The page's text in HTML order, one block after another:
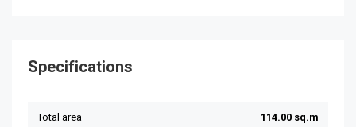
Specifications